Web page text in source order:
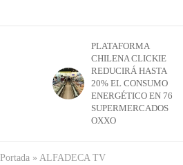
PLATAFORMA
CHILENA CLICKIE
REDUCIRÁ HASTA
20% EL CONSUMO
ENERGÉTICO EN 76
SUPERMERCADOS
OXXO
Portada » ALFADECA TV